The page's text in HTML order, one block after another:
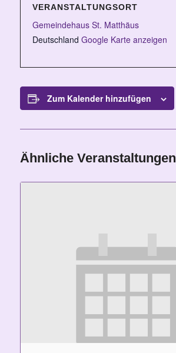
VERANSTALTUNGSORT
Gemeindehaus St. Matthäus
Deutschland Google Karte anzeigen
Zum Kalender hinzufügen
Ähnliche Veranstaltungen